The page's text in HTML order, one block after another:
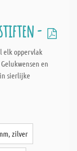
-
elk oppervlak
en
sierlijke
zilver